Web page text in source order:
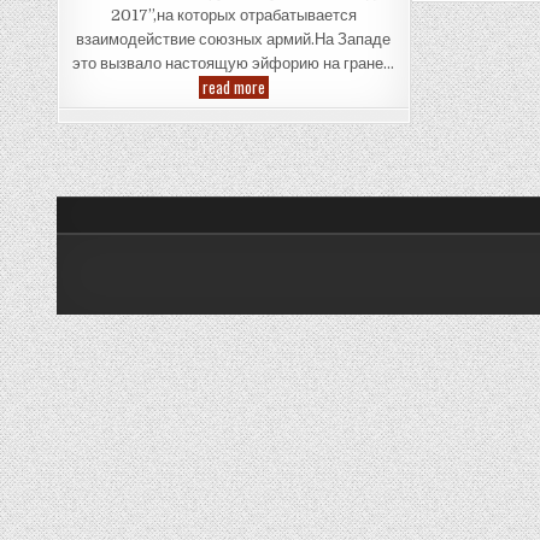
2017”,на которых отрабатывается
взаимодействие союзных армий.На Западе
это вызвало настоящую эйфорию на гране…
read moreExercises
“West
2017”